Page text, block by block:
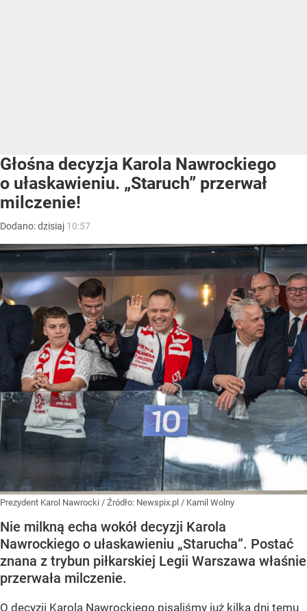
Głośna decyzja Karola Nawrockiego
o ułaskawieniu. „Staruch” przerwał
milczenie!
Dodano:dzisiaj 10:57
Prezydent Karol Nawrocki / Źródło: Newspix.pl / Kamil Wolny
Nie milkną echa wokół decyzji Karola
Nawrockiego o ułaskawieniu „Starucha”. Postać
znana z trybun piłkarskiej Legii Warszawa właśnie
przerwała milczenie.
O decyzji Karola Nawrockiego pisaliśmy już kilka dni temu